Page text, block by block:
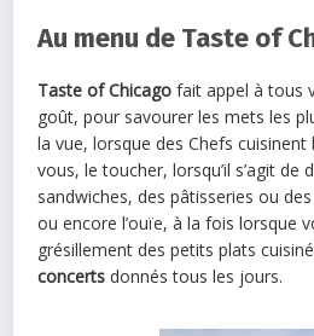
Au menu de Taste of
Taste of Chicagofait appel à tous
goût, pour savourer les mets les
la vue, lorsque des Chefs
vous, le toucher, lorsqu’il s’agit de
sandwiches, des pâtisseries ou
ou encore l’ouïe, à la fois lorsque
grésillement des petits plats
concerts donnés tous les jours.